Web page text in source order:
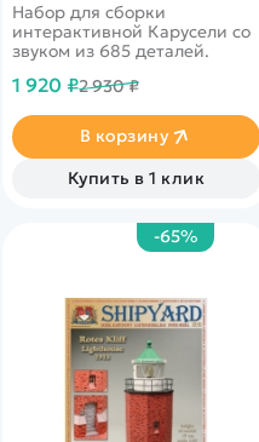
Набор для сборки
интерактивной Карусели со
звуком из 685 деталей.
1 920 ₽2 930 ₽
В корзину
Купить в 1 клик
-65%